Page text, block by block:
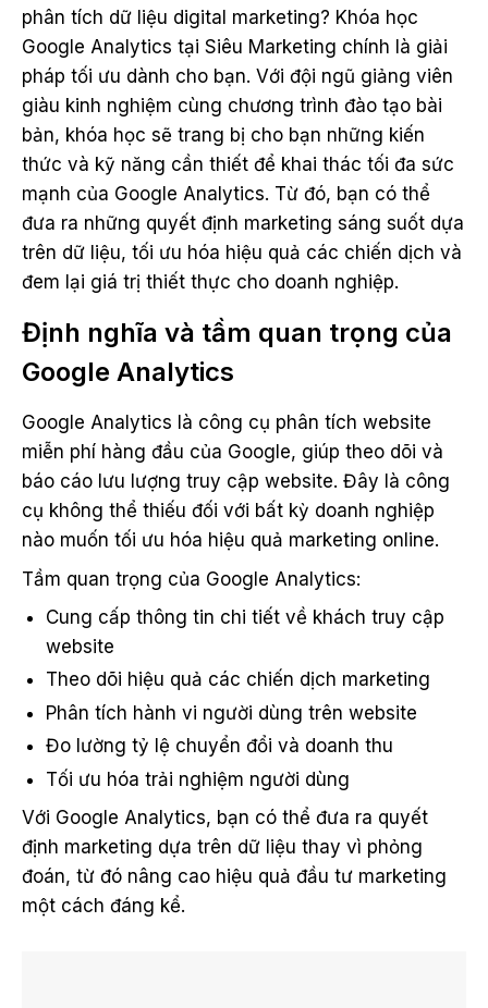
phân tích dữ liệu digital marketing? Khóa học
Google Analytics tại Siêu Marketing chính là giải
pháp tối ưu dành cho bạn. Với đội ngũ giảng viên
giàu kinh nghiệm cùng chương trình đào tạo bài
bản, khóa học sẽ trang bị cho bạn những kiến
thức và kỹ năng cần thiết để khai thác tối đa sức
mạnh của Google Analytics. Từ đó, bạn có thể
đưa ra những quyết định marketing sáng suốt dựa
trên dữ liệu, tối ưu hóa hiệu quả các chiến dịch và
đem lại giá trị thiết thực cho doanh nghiệp.
Định nghĩa và tầm quan trọng của
Google Analytics
Google Analytics là công cụ phân tích website
miễn phí hàng đầu của Google, giúp theo dõi và
báo cáo lưu lượng truy cập website. Đây là công
cụ không thể thiếu đối với bất kỳ doanh nghiệp
nào muốn tối ưu hóa hiệu quả marketing online.
Tầm quan trọng của Google Analytics:
Cung cấp thông tin chi tiết về khách truy cập
website
Theo dõi hiệu quả các chiến dịch marketing
Phân tích hành vi người dùng trên website
Đo lường tỷ lệ chuyển đổi và doanh thu
Tối ưu hóa trải nghiệm người dùng
Với Google Analytics, bạn có thể đưa ra quyết
định marketing dựa trên dữ liệu thay vì phỏng
đoán, từ đó nâng cao hiệu quả đầu tư marketing
một cách đáng kể.